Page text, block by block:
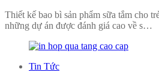
Thiết kế bao bì sản phẩm sữa tắm cho
những dự án được đánh giá cao về s…
Tin Tức